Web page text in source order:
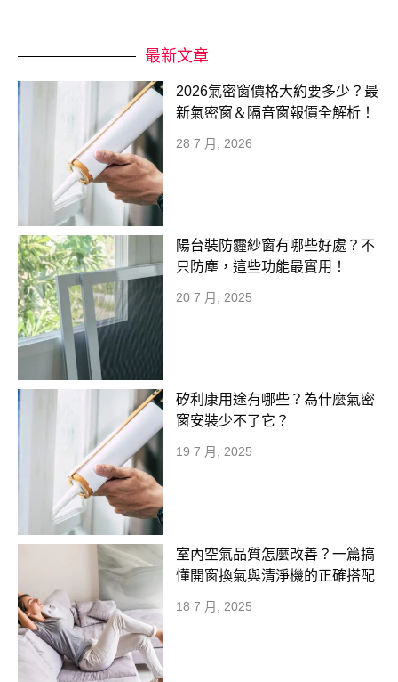
最新文章
2026氣密窗價格大約要多少？最
新氣密窗＆隔音窗報價全解析！
28 7 月, 2026
陽台裝防霾紗窗有哪些好處？不
只防塵，這些功能最實用！
20 7 月, 2025
矽利康用途有哪些？為什麼氣密
窗安裝少不了它？
19 7 月, 2025
室內空氣品質怎麼改善？一篇搞
懂開窗換氣與清淨機的正確搭配
18 7 月, 2025